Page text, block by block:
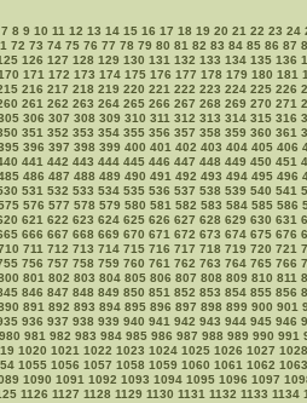
7 8 9 10 11 12 13 14 15 16 17 18 19 20 21 22 23 24
72 73 74 75 76 77 78 79 80 81 82 83 84 85 86 87
126 127 128 129 130 131 132 133 134 135 136
171 172 173 174 175 176 177 178 179 180 181
216 217 218 219 220 221 222 223 224 225 226
261 262 263 264 265 266 267 268 269 270 271
306 307 308 309 310 311 312 313 314 315 316
351 352 353 354 355 356 357 358 359 360 361
396 397 398 399 400 401 402 403 404 405 406
441 442 443 444 445 446 447 448 449 450 451
486 487 488 489 490 491 492 493 494 495 496
531 532 533 534 535 536 537 538 539 540 541
576 577 578 579 580 581 582 583 584 585 586
621 622 623 624 625 626 627 628 629 630 631
666 667 668 669 670 671 672 673 674 675 676
711 712 713 714 715 716 717 718 719 720 721
756 757 758 759 760 761 762 763 764 765 766
801 802 803 804 805 806 807 808 809 810 811
846 847 848 849 850 851 852 853 854 855 856
891 892 893 894 895 896 897 898 899 900 901
936 937 938 939 940 941 942 943 944 945 946
980 981 982 983 984 985 986 987 988 989 990 991
1020 1021 1022 1023 1024 1025 1026 1027 1028
1055 1056 1057 1058 1059 1060 1061 1062 1063
1090 1091 1092 1093 1094 1095 1096 1097
1126 1127 1128 1129 1130 1131 1132 1133 1134